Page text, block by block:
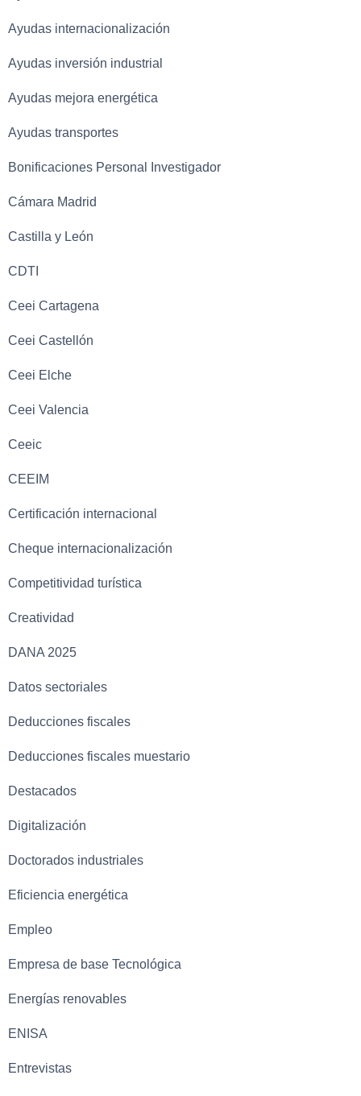
Ayudas internacionalización
Ayudas inversión industrial
Ayudas mejora energética
Ayudas transportes
Bonificaciones Personal Investigador
Cámara Madrid
Castilla y León
CDTI
Ceei Cartagena
Ceei Castellón
Ceei Elche
Ceei Valencia
Ceeic
CEEIM
Certificación internacional
Cheque internacionalización
Competitividad turística
Creatividad
DANA 2025
Datos sectoriales
Deducciones fiscales
Deducciones fiscales muestario
Destacados
Digitalización
Doctorados industriales
Eficiencia energética
Empleo
Empresa de base Tecnológica
Energías renovables
ENISA
Entrevistas